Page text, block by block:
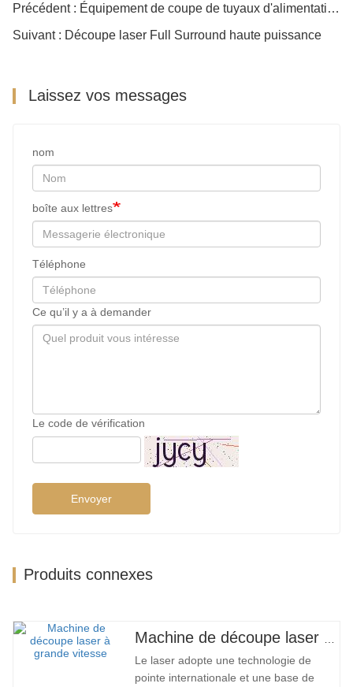
Précédent : Équipement de coupe de tuyaux d'alimentation automatique
Suivant : Découpe laser Full Surround haute puissance
Laissez vos messages
nom
boîte aux lettres
Téléphone
Ce qu’il y a à demander
Le code de vérification
Envoyer
Produits connexes
Le laser adopte une technologie de
pointe internationale et une base de